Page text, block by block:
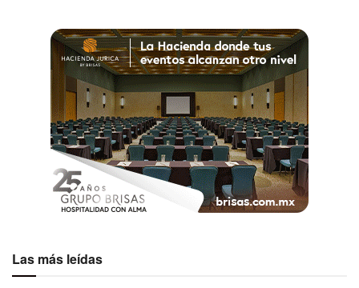
modernas y confortables que satisfacen las necesidades
de cualquier viajero. También tiene salones para eventos
de 80 personas y una sala de negocios para 10 asistentes.
Aunado a lo anterior, cuenta con alberca climatizada, spa,
gimnasio, un restaurante con menú internacional y
servicio de spa.
Para una escapada romántica o viaje de incentivos, el
Las más leídas